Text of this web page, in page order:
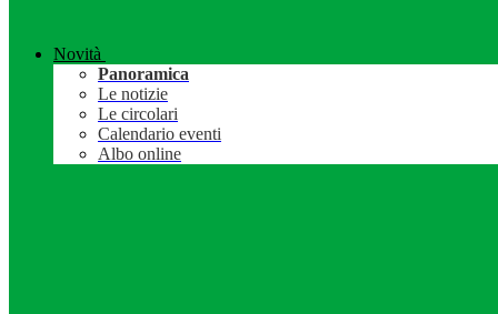
Novità
Panoramica
Le notizie
Le circolari
Calendario eventi
Albo online